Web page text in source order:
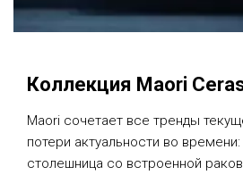
Коллекция Maori
Maori сочетает все тренды
потери актуальности во
столешница со встроенной